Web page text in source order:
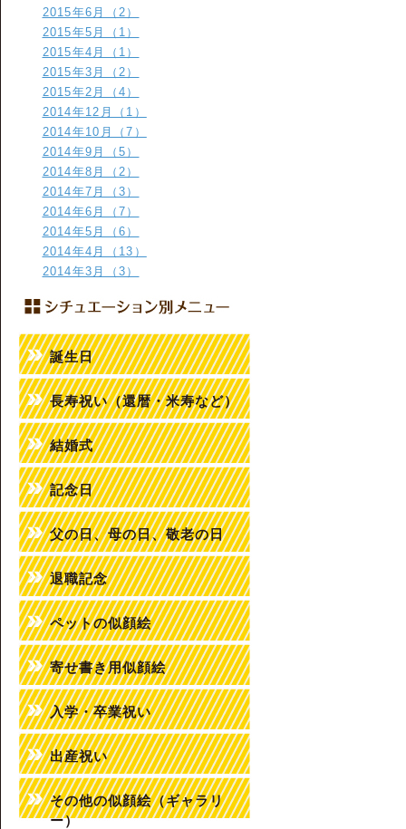
2015年6月（2）
2015年5月（1）
2015年4月（1）
2015年3月（2）
2015年2月（4）
2014年12月（1）
2014年10月（7）
2014年9月（5）
2014年8月（2）
2014年7月（3）
2014年6月（7）
2014年5月（6）
2014年4月（13）
2014年3月（3）
誕生日
長寿祝い（還暦・米寿など）
結婚式
記念日
父の日、母の日、敬老の日
退職記念
ペットの似顔絵
寄せ書き用似顔絵
入学・卒業祝い
出産祝い
その他の似顔絵（ギャラリ
ー）